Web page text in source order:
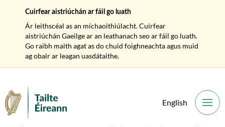
English
Cuirfear aistriúchán ar fáil go luath
Ár leithscéal as an míchaoithiúlacht. Cuirfear
aistriúchán Gaeilge ar an leathanach seo ar fáil go luath.
Go raibh maith agat as do chuid foighneachta agus muid
ag obair ar leagan uasdátaithe.